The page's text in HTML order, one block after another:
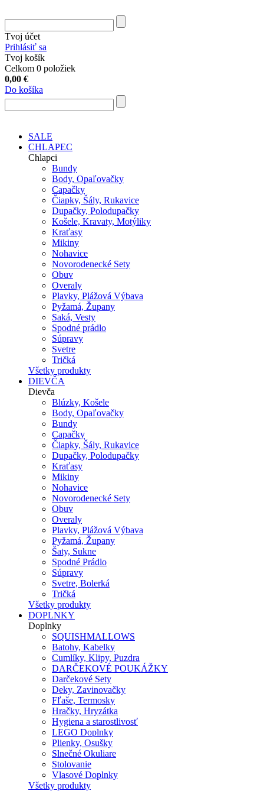
Tvoj účet
Prihlásiť sa
Tvoj košík
Celkom 0 položiek
0,00 €
Do košíka
SALE
CHLAPEC
Chlapci
Bundy
Body, Opaľovačky
Capačky
Čiapky, Šály, Rukavice
Dupačky, Polodupačky
Košele, Kravaty, Motýliky
Kraťasy
Mikiny
Nohavice
Novorodenecké Sety
Obuv
Overaly
Plavky, Plážová Výbava
Pyžamá, Župany
Saká, Vesty
Spodné prádlo
Súpravy
Svetre
Tričká
Všetky produkty
DIEVČA
Dievča
Blúzky, Košele
Body, Opaľovačky
Bundy
Capačky
Čiapky, Šály, Rukavice
Dupačky, Polodupačky
Kraťasy
Mikiny
Nohavice
Novorodenecké Sety
Obuv
Overaly
Plavky, Plážová Výbava
Pyžamá, Župany
Šaty, Sukne
Spodné Prádlo
Súpravy
Svetre, Bolerká
Tričká
Všetky produkty
DOPLNKY
Doplnky
SQUISHMALLOWS
Batohy, Kabelky
Cumlíky, Klipy, Puzdra
DARČEKOVÉ POUKÁŽKY
Darčekové Sety
Deky, Zavinovačky
Fľaše, Termosky
Hračky, Hryzátka
Hygiena a starostlivosť
LEGO Doplnky
Plienky, Osušky
Slnečné Okuliare
Stolovanie
Vlasové Doplnky
Všetky produkty